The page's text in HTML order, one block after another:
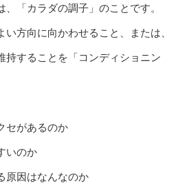
、「カラダの調子」のことです。
方向に向かわせること、または、
持することを「コンディショニン
セがあるのか
いのか
原因はなんなのか